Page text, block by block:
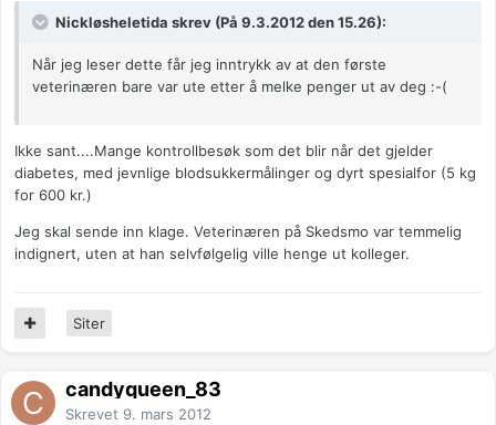
Nickløsheletida skrev (På 9.3.2012 den 15.26):
Når jeg leser dette får jeg inntrykk av at den første
veterinæren bare var ute etter å melke penger ut av deg :-(
Ikke sant....Mange kontrollbesøk som det blir når det gjelder
diabetes, med jevnlige blodsukkermålinger og dyrt spesialfor (5 kg
for 600 kr.)
Jeg skal sende inn klage. Veterinæren på Skedsmo var temmelig
indignert, uten at han selvfølgelig ville henge ut kolleger.
Siter
candyqueen_83
Skrevet 9. mars 2012